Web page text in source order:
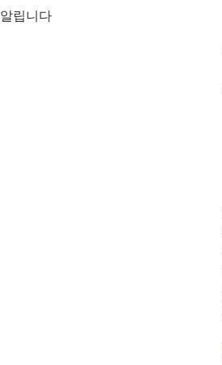
알립니다